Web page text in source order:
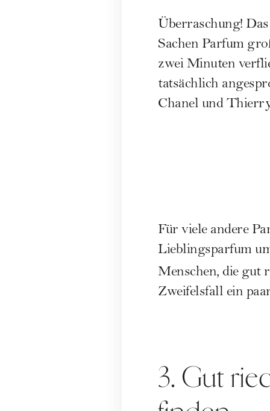
Überraschung!
Sachen Parfum
zwei Minuten
tatsächlich
Chanel und
Für viele andere
Lieblingsparfum
Menschen, die gut
Zweifelsfall ein
3. Gut